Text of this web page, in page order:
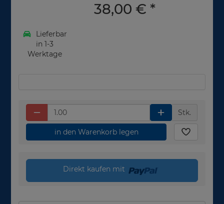
38,00 € *
Lieferbar
in 1-3
Werktage
Stk.
in den Warenkorb legen
Direkt kaufen mit